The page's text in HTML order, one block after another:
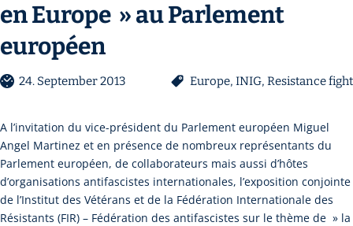
en Europe » au Parlement
européen
24. September 2013 Europe, INIG, Resistance fight
A l’invitation du vice-président du Parlement européen Miguel
Angel Martinez et en présence de nombreux représentants du
Parlement européen, de collaborateurs mais aussi d’hôtes
d’organisations antifascistes internationales, l’exposition conjointe
de l’Institut des Vétérans et de la Fédération Internationale des
Résistants (FIR) – Fédération des antifascistes sur le thème de » la